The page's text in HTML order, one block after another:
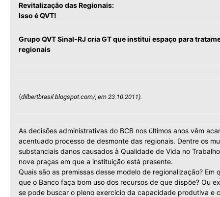
Revitalização das Regionais:
Isso é QVT!
Grupo QVT Sinal-RJ cria GT que institui espaço para
regionais
(dilbertbrasil .blogspot.com/, em 23.10.2011).
As decisões administrativas do BCB nos últimos anos vêm
acentuado processo de desmonte das regionais. Dentre os
substanciais danos causados à Qualidade de Vida no
nove praças em que a instituição está presente.
Quais são as premissas desse modelo de regionalização? Em
que o Banco faça bom uso dos recursos de que dispõe? Ou
se pode buscar o pleno exercício da capacidade produtiva e